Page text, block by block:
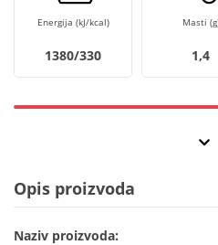
Energija (kJ/kcal)
1380/330
Masti
1,4
Opis proizvoda
Naziv proizvoda: